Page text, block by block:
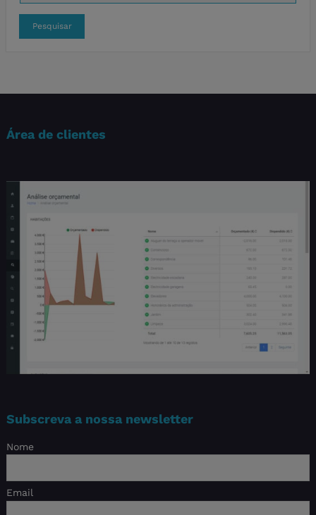
Pesquisar
Área de clientes
Subscreva a nossa newsletter
Nome
Email